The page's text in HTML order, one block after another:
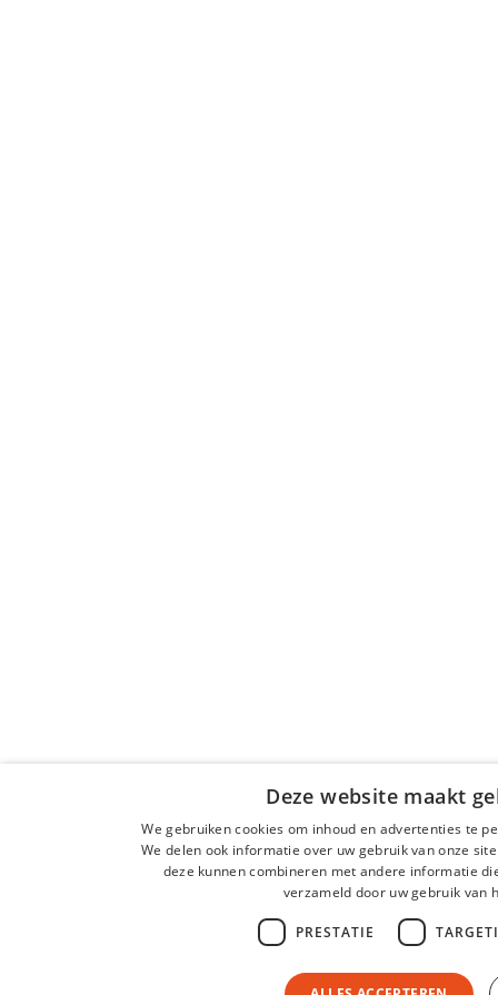
Deze website maakt
We gebruiken cookies om inhoud en advertenties te
We delen ook informatie over uw gebruik van onze
deze kunnen combineren met andere informatie
verzameld door uw gebruik van
PRESTATIE